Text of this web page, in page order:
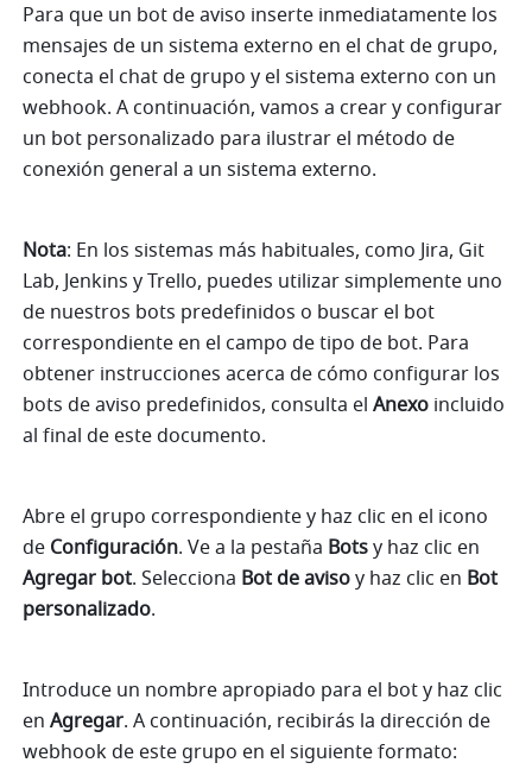
Para que un bot de aviso inserte inmediatamente los
mensajes de un sistema externo en el chat de grupo,
conecta el chat de grupo y el sistema externo con un
webhook. A continuación, vamos a crear y configurar
un bot personalizado para ilustrar el método de
conexión general a un sistema externo.
Nota: En los sistemas más habituales, como Jira, Git
Lab, Jenkins y Trello, puedes utilizar simplemente uno
de nuestros bots predefinidos o buscar el bot
correspondiente en el campo de tipo de bot. Para
obtener instrucciones acerca de cómo configurar los
bots de aviso predefinidos, consulta el Anexo incluido
al final de este documento.
Abre el grupo correspondiente y haz clic en el icono
de Configuración. Ve a la pestaña Bots
Agregar bot. Selecciona Bot de aviso y haz clic en Bot
personalizado.
Introduce un nombre apropiado para el bot y haz clic
en Agregar. A continuación, recibirás la dirección de
webhook de este grupo en el siguiente formato: